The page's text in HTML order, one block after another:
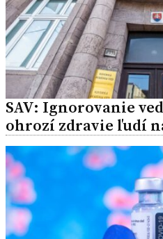
SAV: Ignorovanie
ohrozí zdravie ľudí